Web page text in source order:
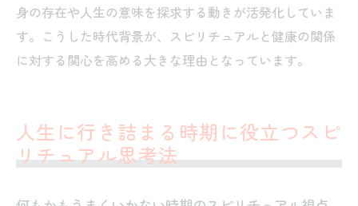
身の存在や人生の意味を探求する動きが活発化していま
す。こうした時代背景が、スピリチュアルと健康の関係
に対する関心を高める大きな理由となっています。
人生に行き詰まる時期に役立つスピ
リチュアル思考法